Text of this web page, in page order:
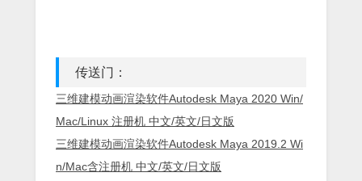
传送门：
三维建模动画渲染软件Autodesk Maya 2020 Win/
Mac/Linux 注册机 中文/英文/日文版
三维建模动画渲染软件Autodesk Maya 2019.2 Wi
n/Mac含注册机 中文/英文/日文版